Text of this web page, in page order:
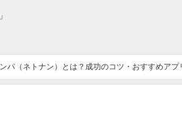
パ（ネトナン）とは？成功のコツ・おすすめアプ